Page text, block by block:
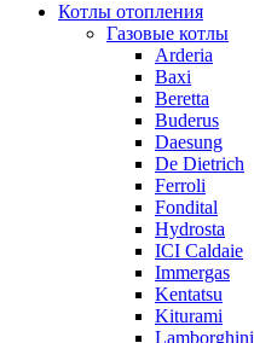
Котлы отопления
Газовые котлы
Arderia
Baxi
Beretta
Buderus
Daesung
De Dietrich
Ferroli
Fondital
Hydrosta
ICI Caldaie
Immergas
Kentatsu
Kiturami
Lamborghini